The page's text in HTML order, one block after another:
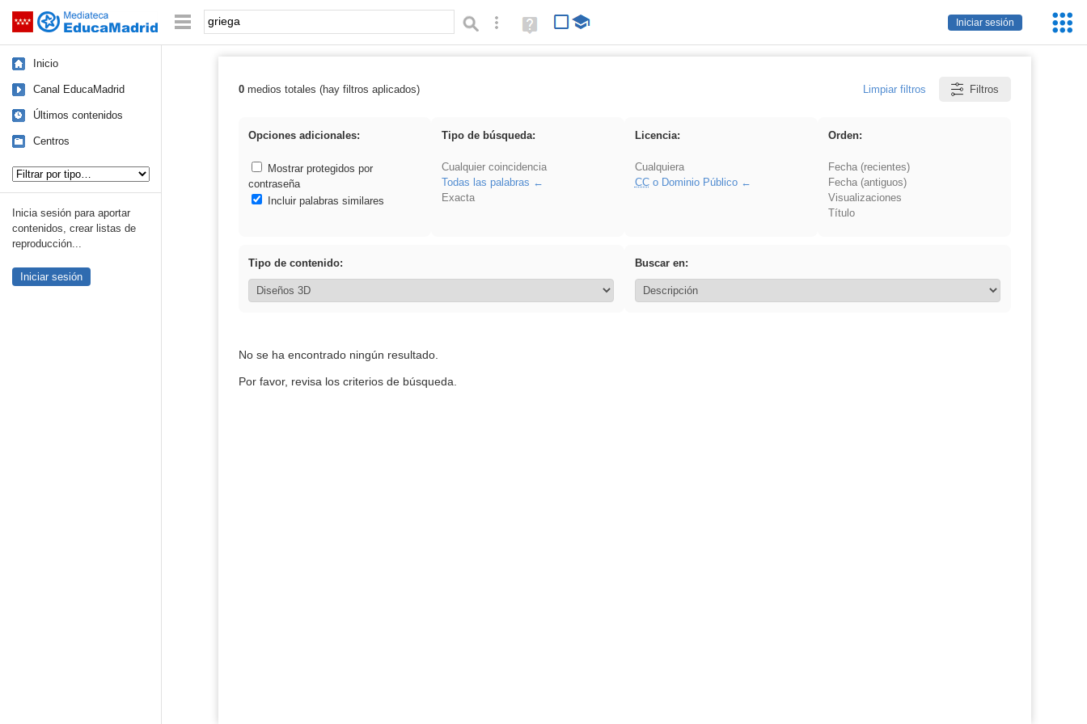
Saltar navegación
Iniciar sesión
Palabra o frase: Búsqueda avanzada
Ayuda
(en
Inicio
Canal EducaMadrid
Últimos contenidos
Centros
Inicia sesión para aportar
contenidos, crear listas de
reproducción...
Iniciar sesión
Resultados de: griega
0medios totales (hay filtros aplicados) Limpiar filtros Filtros
Opciones adicionales:
Mostrar protegidos por
contraseña
Incluir palabras similares
Tipo de búsqueda:
Cualquier coincidencia
Todas las palabras
Exacta
Licencia:
Cualquiera
CCo Dominio Público
Orden:
Fecha (recientes)
Fecha (antiguos)
Visualizaciones
Título
Tipo de contenido: Buscar en:
No se ha encontrado ningún resultado.
Por favor, revisa los criterios de búsqueda.